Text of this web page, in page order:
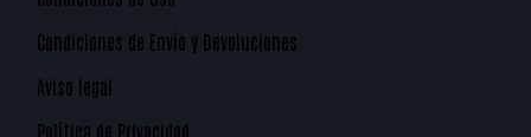
Condiciones de Envío y Devoluciones
Aviso legal
Política de Privacidad